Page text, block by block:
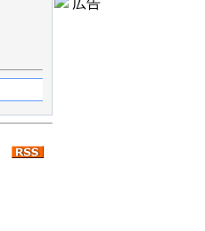
広告